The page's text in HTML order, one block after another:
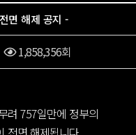
면 해제 공지 -
1,858,356회
려 757일만에 정부의